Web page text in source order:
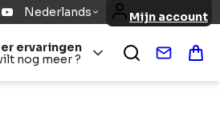
Nederlands Mijn account
ervaringen
wilt nog meer ?